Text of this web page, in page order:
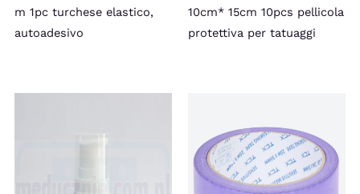
m 1pc turchese elastico,
autoadesivo
10cm* 15cm 10pcs pellicola
protettiva per tatuaggi